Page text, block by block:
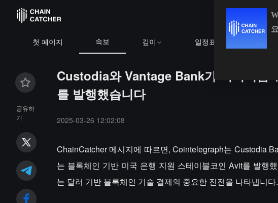
첫 페이지 속보 깊이 일정표
공유하
기
Custodia와 Vantage Bank가 이더리움
를 발행했습니다
2025-03-26 12:02:08
ChainCatcher 메시지에 따르면, Cointelegraph는 Custodia
는 블록체인 기반 미국 은행 지원 스테이블코인 Avit를 발행
는 달러 기반 블록체인 기술 결제의 중요한 진전을 나타냅니다.